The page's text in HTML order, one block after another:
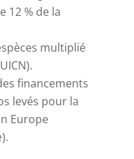
12 % de la
multiplié
financements
levés pour la
Europe